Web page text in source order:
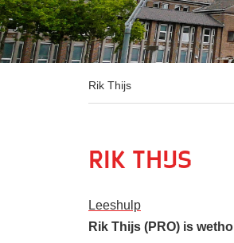
Rik Thijs
Rik Thijs
Leeshulp
Rik Thijs (PRO) is